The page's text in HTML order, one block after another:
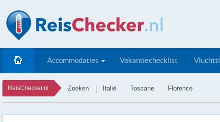
Accommodaties Vakantiechecklist
ReisChecker.nl Zoeken Italië Toscane Florence